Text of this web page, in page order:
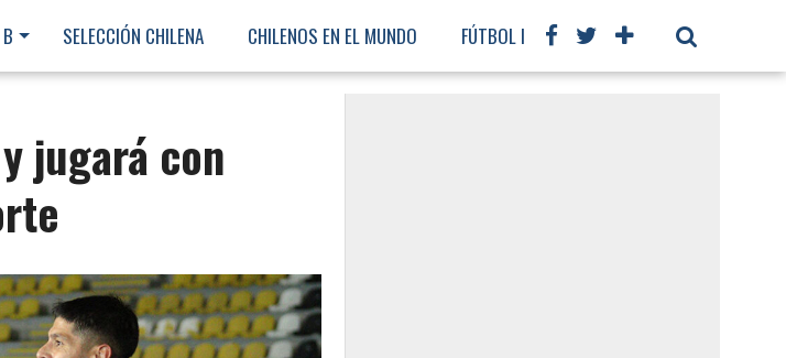
SELECCIÓN CHILENA CHILENOS EN EL MUNDO FÚTBOL INTERNACIONAL
jugará con